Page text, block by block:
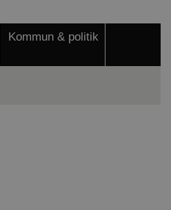
Kommun & politik